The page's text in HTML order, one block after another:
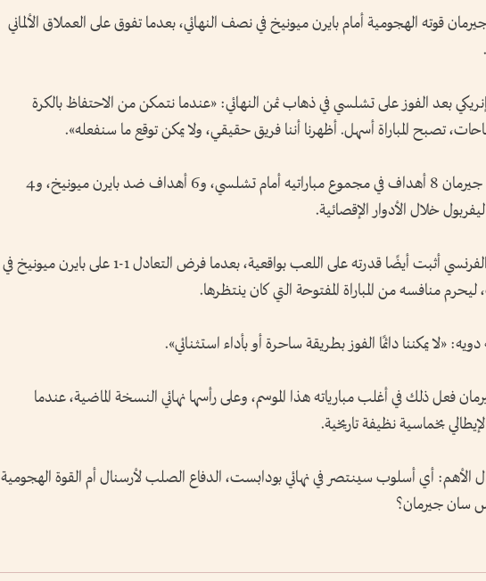
قوته الهجومية أمام بايرن ميونيخ في نصف النهائي، بعدما تفوق على العملاق الألماني
بعد الفوز على تشلسي في ذهاب ثمن النهائي: «عندما نتمكن من الاحتفاظ بالكرة
تصبح المباراة أسهل. أظهرنا أننا فريق حقيقي، ولا يمكن توقع ما سنفعله».
وسجل سان جيرمان 8 أهداف في مجموع مباراتيه أمام تشلسي، و6 أهداف ضد بايرن ميونيخ، و4
خلال الأدوار الإقصائية.
لكن الفريق الفرنسي أثبت أيضًا قدرته على اللعب بواقعية، بعدما فرض التعادل 1-1 على بايرن ميونيخ في
ليحرم منافسه من المباراة المفتوحة التي كان ينتظرها.
«لا يمكننا دائمًا الفوز بطريقة ساحرة أو بأداء استثنائي».
فعل ذلك في أغلب مبارياته هذا الموسم، وعلى رأسها نهائي النسخة الماضية، عندما
بخماسية نظيفة تاريخية.
الأهم: أي أسلوب سينتصر في نهائي بودابست، الدفاع الصلب لأرسنال أم القوة الهجومية
سان جيرمان؟